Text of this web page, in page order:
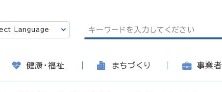
健康・福祉 まちづくり 事業者